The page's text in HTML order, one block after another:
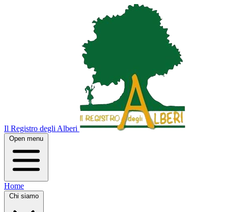
Il Registro degli Alberi
Open menu
Home
Chi siamo